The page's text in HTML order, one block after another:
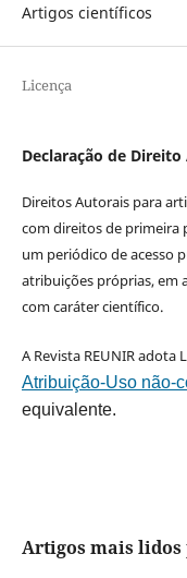
Artigos científicos
Licença
Declaração de
Direitos Autorais para
com direitos de primeira
um periódico de acesso
atribuições próprias, em
com caráter científico.
A Revista REUNIR adota
Atribuição-Uso não-
equivalente.
Artigos mais lidos